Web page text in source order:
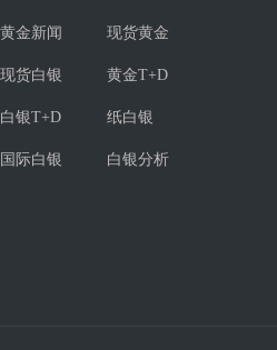
黄金新闻 现货黄金
现货白银 黄金T+D
白银T+D 纸白银
国际白银 白银分析